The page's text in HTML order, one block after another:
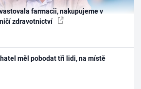
farmacii, nakupujeme v
zdravotnictví
měl pobodat tři lidi, na místě